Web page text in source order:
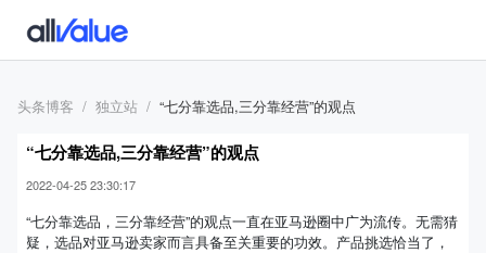
头条博客 独立站 “七分靠选品,三分靠经营”的观点
“七分靠选品,三分靠经营”的观点
2022-04-25 23:30:17
“七分靠选品，三分靠经营”的观点一直在亚马逊圈中广为流传。无需猜
疑，选品对亚马逊卖家而言具备至关重要的功效。产品挑选恰当了，